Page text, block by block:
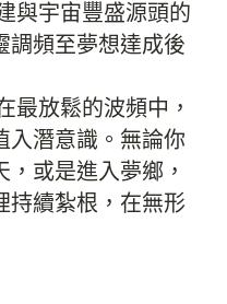
與宇宙豐盛源頭的
調頻至夢想達成後
最放鬆的波頻中，
入潛意識。無論你
或是進入夢鄉，
持續紮根，在無形